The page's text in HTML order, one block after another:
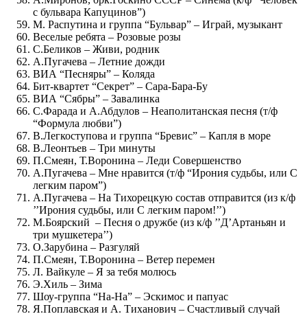
с бульвара Капуцинов”)
М. Распутина и группа “Бульвар” – Играй, музыкант
Веселые ребята – Розовые розы
С.Беликов – Живи, родник
А.Пугачева – Летние дожди
ВИА “Песняры” – Коляда
Бит-квартет “Секрет” – Сара-Бара-Бу
ВИА “Сябры” – Завалинка
С.Фарада и А.Абдулов – Неаполитанская песня (т/ф
“Формула любви”)
В.Легкоступова и группа “Бревис” – Капля в море
В.Леонтьев – Три минуты
П.Смеян, Т.Воронина – Леди Совершенство
А.Пугачева – Мне нравится (т/ф “Ирония судьбы, или С
легким паром”)
А.Пугачева – На Тихорецкую состав отправится (из к/ф
’’Ирония судьбы, или С легким паром!’’)
М.Боярский – Песня о дружбе (из к/ф ’’Д’Артаньян и
три мушкетера’’)
О.Зарубина – Разгуляй
П.Смеян, Т.Воронина – Ветер перемен
Л. Вайкуле – Я за тебя молюсь
Э.Хиль – Зима
Шоу-группа “На-На” – Эскимос и папуас
Я.Поплавская и А. Тиханович – Счастливый случай